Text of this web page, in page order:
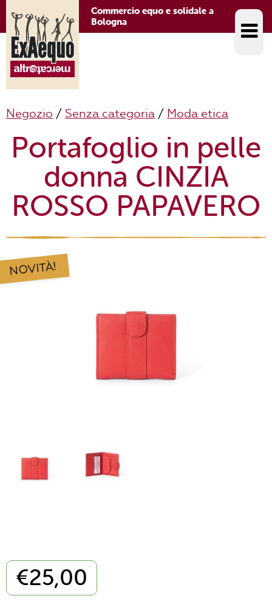
Commercio equo e solidale a
Bologna
Negozio / Senza categoria / Moda etica
Portafoglio in pelle
donna CINZIA
ROSSO PAPAVERO
NOVITÀ!
€25,00